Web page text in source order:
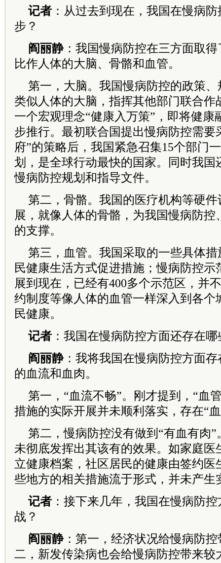
记者 ：从过去到现在，我国在慢病
步？
阎丽静：我国慢病防控在三方面取
比作人体的大脑、骨骼和血管。
第一，大脑。我国慢病防控的政策
类似人体的大脑，指挥其他部门联合作
一个宏观理念“健康入万策”，即将健康
步推行。最初联合国提出慢病防控需要
府”的策略后，我国紧急召集15个部门
划，是全球行动最快的国家。同时我国
慢病防控规划和指导文件。
第二，骨骼。我国的医疗机构等硬
展，就像人体的骨骼，为我国慢病防控
的支撑。
第三，血管。我国采取的一些具体
民健康生活方式促进措施；慢病防控示
展到现在，已经有400多个示范区，并
约制度等像人体的血管一样深入到各个
民健康。
记者 ：我国在慢病防控方面还存在
阎丽静：我将我国在慢病防控方面
的血流和血肉。
第一，“血流不畅”。刚才提到，“血
措施的实际开展并未顺利落实，存在“
第二，慢病防控没有做到“有血有肉
未彻底发挥出其该有的效果。如家庭医
立健康档案，社区居民的健康由签约医
些地方的相关措施流于形式，并未产生
记者 ：接下来几年，我国在慢病防
战？
阎丽静：第一，经济状况给慢病防
二，新发传染病也会给慢病防控带来较